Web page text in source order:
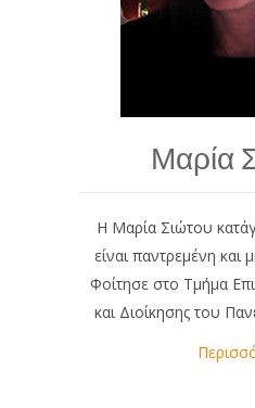
Μαρία
Η Μαρία Σιώτου
είναι παντρεμένη και
Φοίτησε στο Τμήμα
και Διοίκησης του